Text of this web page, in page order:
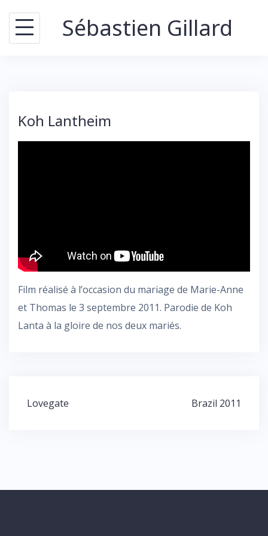
content
Sébastien Gillard
Koh Lantheim
Film réalisé à l’occasion du mariage de Marie-Anne
et Thomas le 3 septembre 2011. Parodie de Koh
Lanta à la gloire de nos deux mariés.
Post
Lovegate Brazil 2011